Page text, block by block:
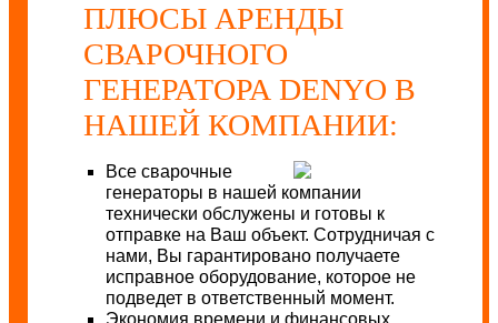
ПЛЮСЫ АРЕНДЫ
СВАРОЧНОГО
ГЕНЕРАТОРА DENYO В
НАШЕЙ КОМПАНИИ:
Все сварочные
генераторы в нашей компании
технически обслужены и готовы к
отправке на Ваш объект. Сотрудничая с
нами, Вы гарантировано получаете
исправное оборудование, которое не
подведет в ответственный момент.